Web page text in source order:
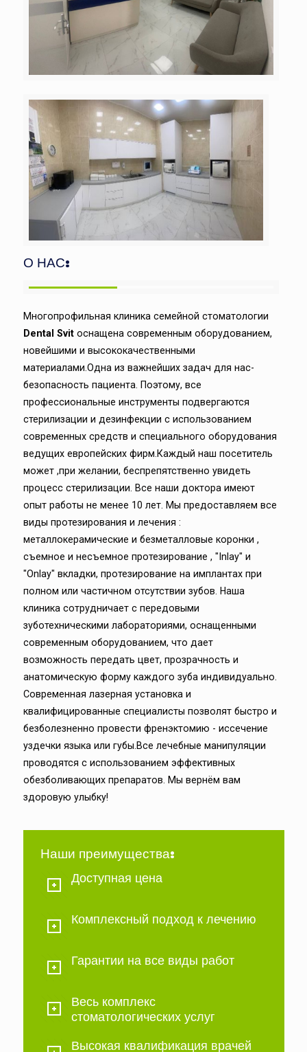
О НАС:
Многопрофильная клиника семейной стоматологии
Dental Svitоснащена современным оборудованием,
новейшими и высококачественными
материалами.Одна из важнейших задач для нас-
безопасность пациента. Поэтому, все
профессиональные инструменты подвергаются
стерилизации и дезинфекции с использованием
современных средств и специального оборудования
ведущих европейских фирм.Каждый наш посетитель
может ,при желании, беспрепятственно увидеть
процесс стерилизации. Все наши доктора имеют
опыт работы не менее 10 лет. Мы предоставляем все
виды протезирования и лечения :
металлокерамические и безметалловые коронки ,
съемное и несъемное протезирование , "Inlay" и
"Onlay" вкладки, протезирование на имплантах при
полном или частичном отсутствии зубов. Наша
клиника сотрудничает с передовыми
зуботехническими лабораториями, оснащенными
современным оборудованием, что дает
возможность передать цвет, прозрачность и
анатомическую форму каждого зуба индивидуально.
Современная лазерная установка и
квалифицированные специалисты позволят быстро и
безболезненно провести френэктомию - иссечение
уздечки языка или губы.Все лечебные манипуляции
проводятся с использованием эффективных
обезболивающих препаратов. Мы вернём вам
здоровую улыбку!
Наши преимущества:
Доступная цена
Комплексный подход к лечению
Гарантии на все виды работ
Весь комплекс
стоматологических услуг
Высокая квалификация врачей